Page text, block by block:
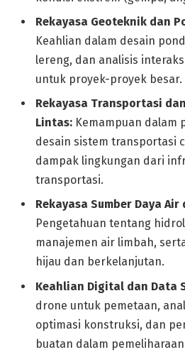
Rekayasa Geoteknik dan
Keahlian dalam desain
lereng, dan analisis
untuk proyek-proyek besar.
Rekayasa Transportasi
Lintas: Kemampuan dalam
desain sistem transportasi
dampak lingkungan dari
transportasi.
Rekayasa Sumber Daya
Pengetahuan tentang
manajemen air limbah,
hijau dan berkelanjutan.
Keahlian Digital dan Data
drone untuk pemetaan,
optimasi konstruksi, dan
buatan dalam